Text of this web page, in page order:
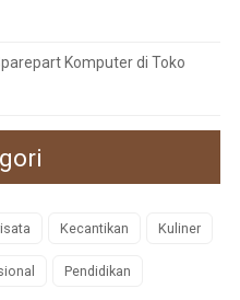
Komputer di Toko
Kecantikan Kuliner
Pendidikan